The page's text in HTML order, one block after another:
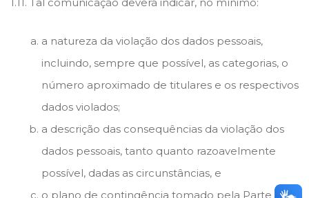
1.11. Tal comunicação deverá indicar, no mínimo:
a natureza da violação dos dados pessoais,
incluindo, sempre que possível, as categorias, o
número aproximado de titulares e os respectivos
dados violados;
a descrição das consequências da violação dos
dados pessoais, tanto quanto razoavelmente
possível, dadas as circunstâncias, e
o plano de contingência tomado pela Parte para